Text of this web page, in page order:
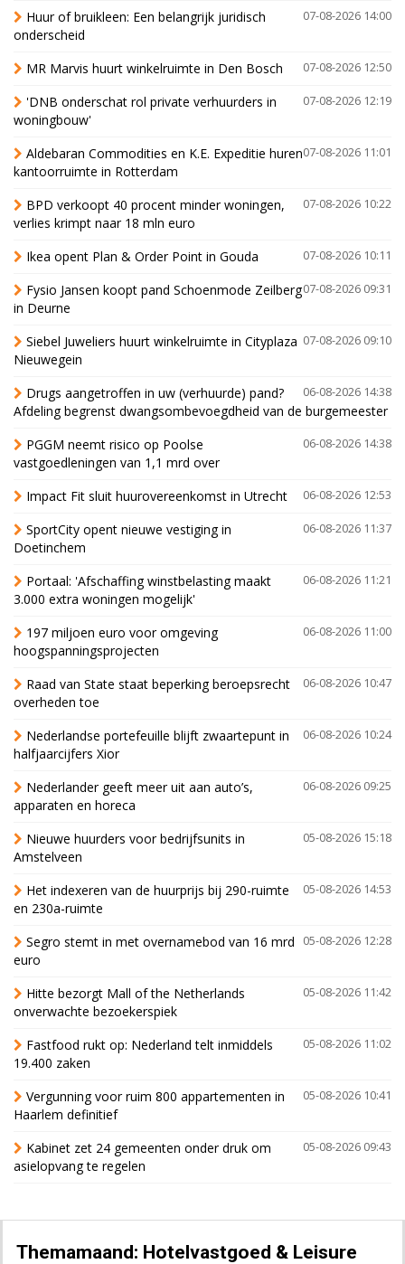
07-08-2026 14:00
Huur of bruikleen: Een belangrijk juridisch
onderscheid
07-08-2026 12:50
MR Marvis huurt winkelruimte in Den Bosch
07-08-2026 12:19
'DNB onderschat rol private verhuurders in
woningbouw'
07-08-2026 11:01
Aldebaran Commodities en K.E. Expeditie huren
kantoorruimte in Rotterdam
07-08-2026 10:22
BPD verkoopt 40 procent minder woningen,
verlies krimpt naar 18 mln euro
07-08-2026 10:11
Ikea opent Plan & Order Point in Gouda
07-08-2026 09:31
Fysio Jansen koopt pand Schoenmode Zeilberg
in Deurne
07-08-2026 09:10
Siebel Juweliers huurt winkelruimte in Cityplaza
Nieuwegein
06-08-2026 14:38
Drugs aangetroffen in uw (verhuurde) pand?
Afdeling begrenst dwangsombevoegdheid van de burgemeester
06-08-2026 14:38
PGGM neemt risico op Poolse
vastgoedleningen van 1,1 mrd over
06-08-2026 12:53
Impact Fit sluit huurovereenkomst in Utrecht
06-08-2026 11:37
SportCity opent nieuwe vestiging in
Doetinchem
06-08-2026 11:21
Portaal: 'Afschaffing winstbelasting maakt
3.000 extra woningen mogelijk'
06-08-2026 11:00
197 miljoen euro voor omgeving
hoogspanningsprojecten
06-08-2026 10:47
Raad van State staat beperking beroepsrecht
overheden toe
06-08-2026 10:24
Nederlandse portefeuille blijft zwaartepunt in
halfjaarcijfers Xior
06-08-2026 09:25
Nederlander geeft meer uit aan auto’s,
apparaten en horeca
05-08-2026 15:18
Nieuwe huurders voor bedrijfsunits in
Amstelveen
05-08-2026 14:53
Het indexeren van de huurprijs bij 290-ruimte
en 230a-ruimte
05-08-2026 12:28
Segro stemt in met overnamebod van 16 mrd
euro
05-08-2026 11:42
Hitte bezorgt Mall of the Netherlands
onverwachte bezoekerspiek
05-08-2026 11:02
Fastfood rukt op: Nederland telt inmiddels
19.400 zaken
05-08-2026 10:41
Vergunning voor ruim 800 appartementen in
Haarlem definitief
05-08-2026 09:43
Kabinet zet 24 gemeenten onder druk om
asielopvang te regelen
Themamaand: Hotelvastgoed & Leisure